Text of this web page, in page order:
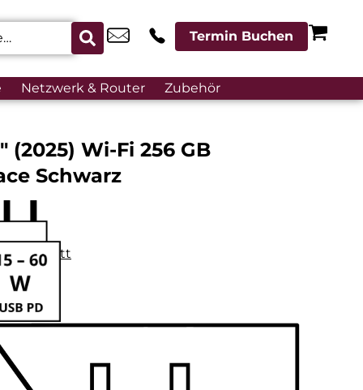
Termin Buchen
Netzwerk & Router Zubehör
(2025) Wi-Fi 256 GB
Schwarz